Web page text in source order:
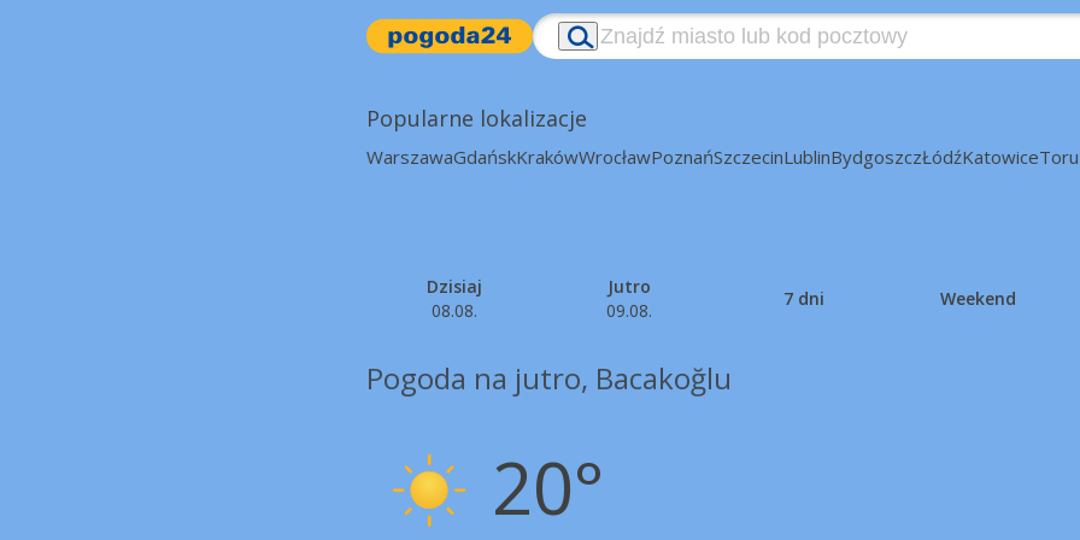
Popularne lokalizacje
WarszawaGdańskKrakówWrocławPoznańSzczecinLublinBydgoszczŁódźKatowice
Dzisiaj
08.08.
Jutro
09.08.
7 dni Weekend
Pogoda na jutro, Bacakoğlu
20°